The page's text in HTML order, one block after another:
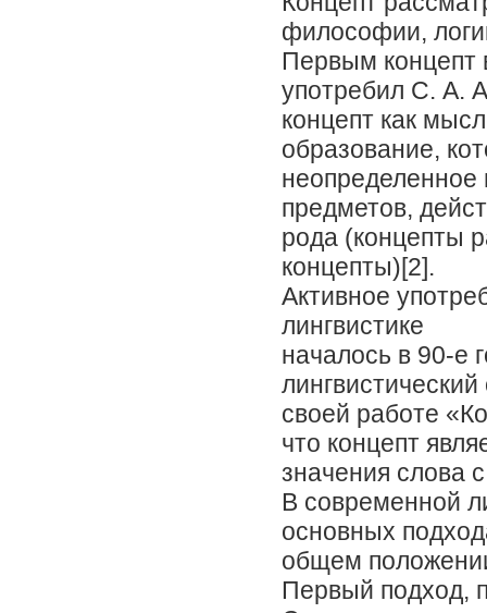
философии,
Первым концепт
употребил С. А.
концепт как
образование,
неопределенное
предметов,
рода (концепты
концепты)[2].
Активное
лингвистике
началось в 90-е
своей работе
что концепт
значения слова
В современной
основных
общем
Первый подход,